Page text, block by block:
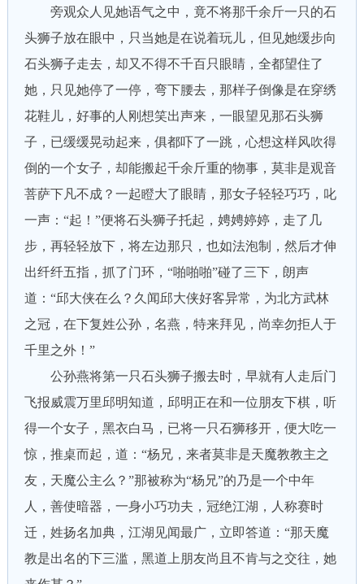
旁观众人见她语气之中，竟不将那千余斤一只的石
头狮子放在眼中，只当她是在说着玩儿，但见她缓步向
石头狮子走去，却又不得不千百只眼睛，全都望住了
她，只见她停了一停，弯下腰去，那样子倒像是在穿绣
花鞋儿，好事的人刚想笑出声来，一眼望见那石头狮
子，已缓缓晃动起来，俱都吓了一跳，心想这样风吹得
倒的一个女子，却能搬起千余斤重的物事，莫非是观音
菩萨下凡不成？一起瞪大了眼睛，那女子轻轻巧巧，叱
一声：“起！”便将石头狮子托起，娉娉婷婷，走了几
步，再轻轻放下，将左边那只，也如法泡制，然后才伸
出纤纤五指，抓了门环，“啪啪啪”碰了三下，朗声
道：“邱大侠在么？久闻邱大侠好客异常，为北方武林
之冠，在下复姓公孙，名燕，特来拜见，尚幸勿拒人于
千里之外！”
公孙燕将第一只石头狮子搬去时，早就有人走后门
飞报威震万里邱明知道，邱明正在和一位朋友下棋，听
得一个女子，黑衣白马，已将一只石狮移开，便大吃一
惊，推桌而起，道：“杨兄，来者莫非是天魔教教主之
友，天魔公主么？”那被称为“杨兄”的乃是一个中年
人，善使暗器，一身小巧功夫，冠绝江湖，人称赛时
迁，姓扬名加典，江湖见闻最广，立即答道：“那天魔
教是出名的下三滥，黑道上朋友尚且不肯与之交往，她